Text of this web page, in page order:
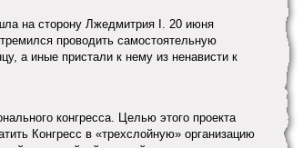
на сторону Лжедмитрия I. 20 июня
проводить самостоятельную
а иные пристали к нему из ненависти к
конгресса. Целью этого проекта
Конгресс в «трехслойную» организацию